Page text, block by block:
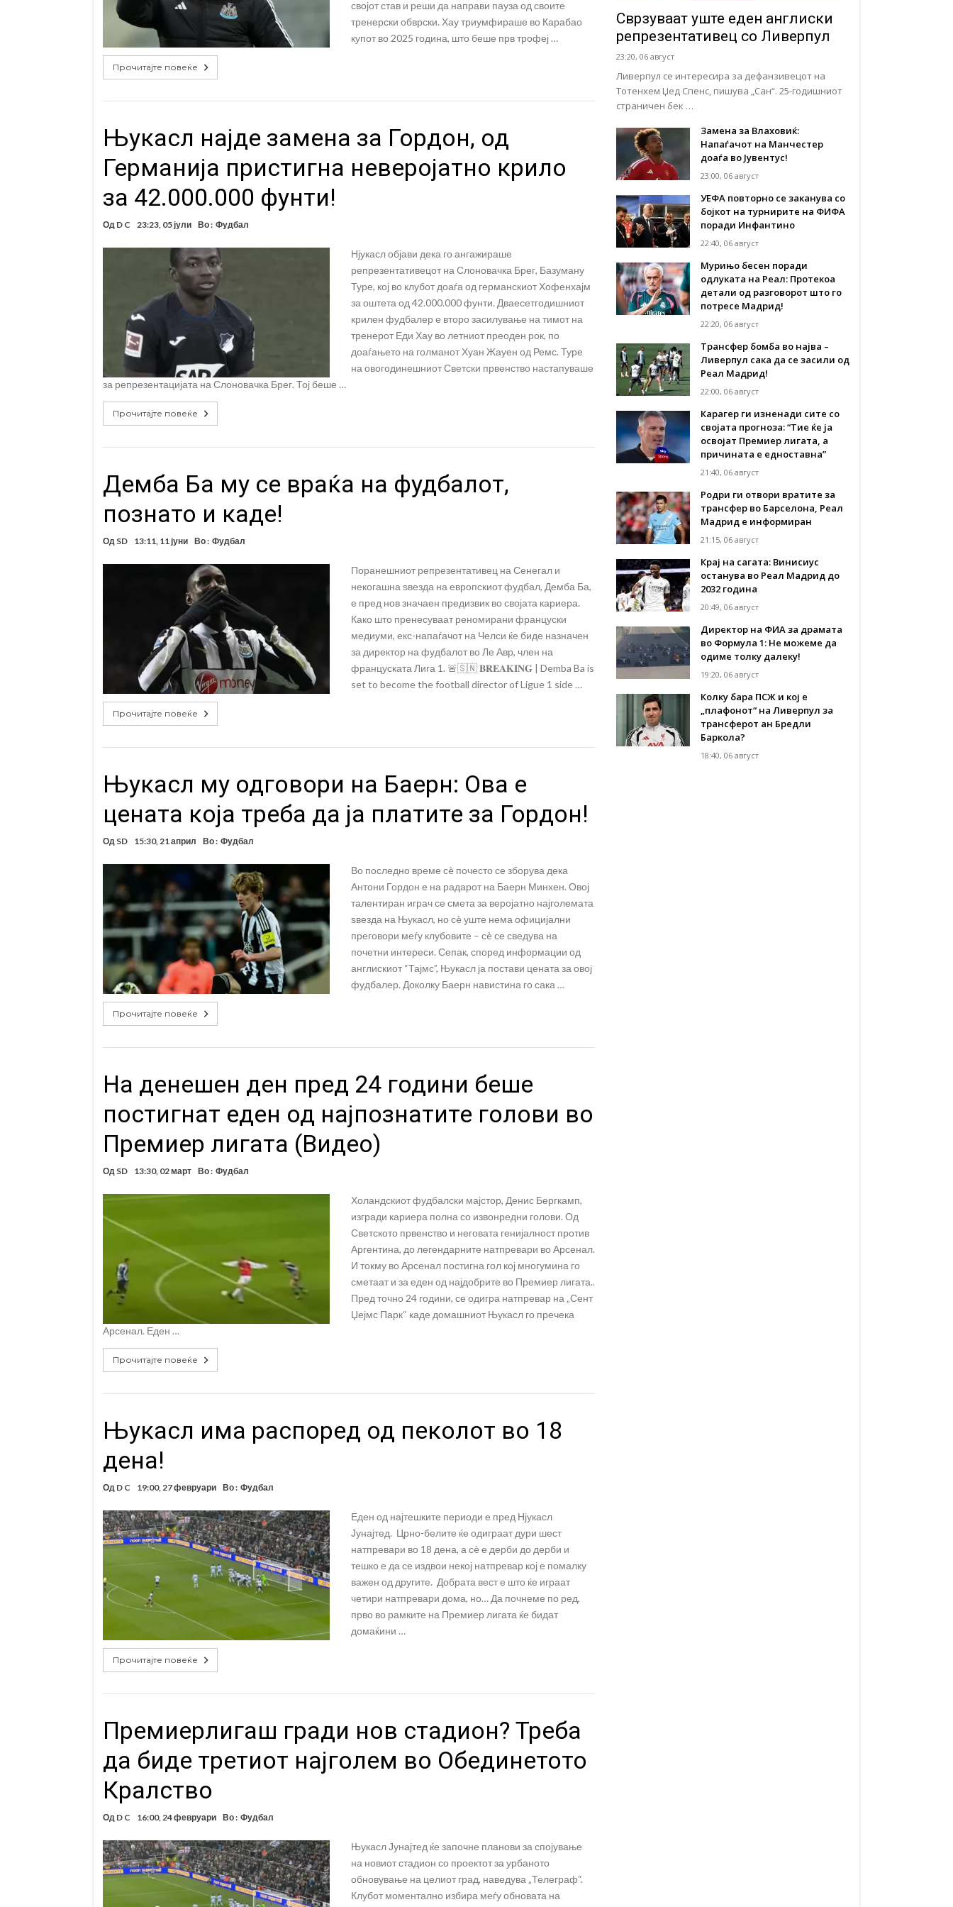
својот став и реши да направи пауза од своите
тренерски обврски. Хау триумфираше во Карабао
купот во 2025 година, што беше прв трофеј …
Прочитајте повеќе
Њукасл најде замена за Гордон, од
Германија пристигна неверојатно крило
за 42.000.000 фунти!
Од D C 23:23, 05 јули Во : Фудбал
Нјукасл објави дека го ангажираше
репрезентативецот на Слоновачка Брег, Базуману
Туре, кој во клубот доаѓа од германскиот Хофенхајм
за оштета од 42.000.000 фунти. Дваесетгодишниот
крилен фудбалер е второ засилување на тимот на
тренерот Еди Хау во летниот преоден рок, по
доаѓањето на голманот Хуан Жауен од Ремс. Туре
на овогодинешниот Светски првенство настапуваше
за репрезентацијата на Слоновачка Брег. Тој беше …
Прочитајте повеќе
Демба Ба му се враќа на фудбалот,
познато и каде!
Од SD 13:11, 11 јуни Во : Фудбал
Поранешниот репрезентативец на Сенегал и
некогашна ѕвезда на европскиот фудбал, Демба Ба,
е пред нов значаен предизвик во својата кариера.
Како што пренесуваат реномирани француски
медиуми, екс-напаѓачот на Челси ќе биде назначен
за директор на фудбалот во Ле Авр, член на
француската Лига 1. 🚨🇸🇳 𝐁𝐑𝐄𝐀𝐊𝐈𝐍𝐆 | Demba Ba is
set to become the football director of Ligue 1 side …
Прочитајте повеќе
Њукасл му одговори на Баерн: Ова е
цената која треба да ја платите за Гордон!
Од SD 15:30, 21 април Во : Фудбал
Во последно време сè почесто се зборува дека
Антони Гордон е на радарот на Баерн Минхен. Овој
талентиран играч се смета за веројатно најголемата
ѕвезда на Њукасл, но сè уште нема официјални
преговори меѓу клубовите – сè се сведува на
почетни интереси. Сепак, според информации од
англискиот “Тајмс”, Њукасл ја постави цената за овој
фудбалер. Доколку Баерн навистина го сака …
Прочитајте повеќе
На денешен ден пред 24 години беше
постигнат еден од најпознатите голови во
Премиер лигата (Видео)
Од SD 13:30, 02 март Во : Фудбал
Холандскиот фудбалски мајстор, Денис Бергкамп,
изгради кариера полна со извонредни голови. Од
Светското првенство и неговата генијалност против
Аргентина, до легендарните натпревари во Арсенал.
И токму во Арсенал постигна гол кој многумина го
сметаат и за еден од најдобрите во Премиер лигата..
Пред точно 24 години, се одигра натпревар на „Сент
Џејмс Парк“ каде домашниот Њукасл го пречека
Арсенал. Еден …
Прочитајте повеќе
Њукасл има распоред од пеколот во 18
дена!
Од D C 19:00, 27 февруари Во : Фудбал
Еден од најтешките периоди е пред Нјукасл
Јунајтед. Црно-белите ќе одиграат дури шест
натпревари во 18 дена, а сè е дерби до дерби и
тешко е да се издвои некој натпревар кој е помалку
важен од другите. Добрата вест е што ќе играат
четири натпревари дома, но… Да почнеме по ред,
прво во рамките на Премиер лигата ќе бидат
домаќини …
Прочитајте повеќе
Премиерлигаш гради нов стадион? Треба
да биде третиот најголем во Обединетото
Кралство
Од D C 16:00, 24 февруари Во : Фудбал
Њукасл Јунајтед ќе започне планови за спојување
на новиот стадион со проектот за урбаното
обновување на целиот град, наведува „Телеграф“.
Клубот моментално избира меѓу обновата на
Сврзуваат уште еден англиски
репрезентативец со Ливерпул
23:20, 06 август
Ливерпул се интересира за дефанзивецот на
Тотенхем Џед Спенс, пишува „Сан“. 25-годишниот
страничен бек …
Замена за Влаховиќ:
Напаѓачот на Манчестер
доаѓа во Јувентус!
23:00, 06 август
УЕФА повторно се заканува со
бојкот на турнирите на ФИФА
поради Инфантино
22:40, 06 август
Мурињо бесен поради
одлуката на Реал: Протекоа
детали од разговорот што го
потресе Мадрид!
22:20, 06 август
Трансфер бомба во најва –
Ливерпул сака да се засили од
Реал Мадрид!
22:00, 06 август
Карагер ги изненади сите со
својата прогноза: “Тие ќе ја
освојат Премиер лигата, а
причината е едноставна”
21:40, 06 август
Родри ги отвори вратите за
трансфер во Барселона, Реал
Мадрид е информиран
21:15, 06 август
Крај на сагата: Винисиус
останува во Реал Мадрид до
2032 година
20:49, 06 август
Директор на ФИА за драмата
во Формула 1: Не можеме да
одиме толку далеку!
19:20, 06 август
Колку бара ПСЖ и кој е
„плафонот“ на Ливерпул за
трансферот ан Бредли
Баркола?
18:40, 06 август